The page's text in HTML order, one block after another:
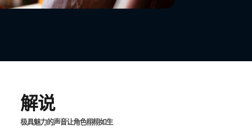
解说
极具魅力的声音让角色栩栩如生​